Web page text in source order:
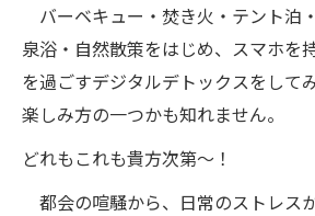
バーベキュー・焚き火・テント泊
泉浴・自然散策をはじめ、スマホを
を過ごすデジタルデトックスをして
楽しみ方の一つかも知れません。
どれもこれも貴方次第～！
都会の喧騒から、日常のストレス